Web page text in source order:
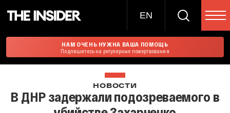
EN
НАМ ОЧЕНЬ НУЖНА ВАША ПОМОЩЬ
Подпишитесь на регулярные пожертвования
НОВОСТИ
В ДНР задержали подозреваемого в